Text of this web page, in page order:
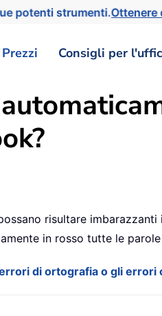
potenti strumenti.
Prezzi Consigli per
risultare
in rosso tutte le
di ortografia o gli errori